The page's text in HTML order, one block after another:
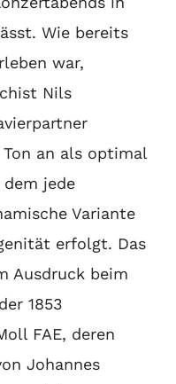
Wie bereits
war,
Nils
an als optimal
dem jede
Variante
erfolgt. Das
Ausdruck beim
1853
FAE, deren
Johannes